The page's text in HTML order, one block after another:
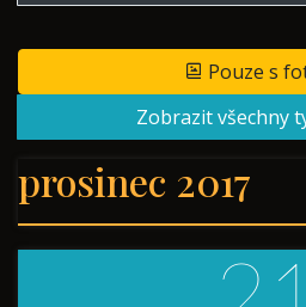
Pouze s
Zobrazit všechny
prosinec 2017